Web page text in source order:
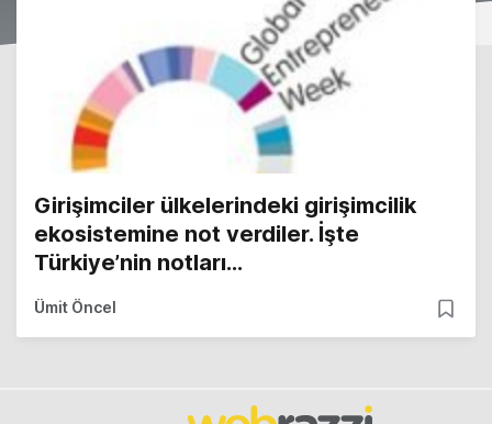
Girişimciler ülkelerindeki girişimcilik
ekosistemine not verdiler. İşte
Türkiye’nin notları...
Ümit Öncel